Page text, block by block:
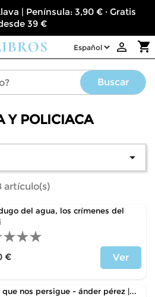
| Península: 3,90 € · Gratis
39 €
shopping_cart

Buscar
Y POLICIACA

artículo(s)
del agua, los crímenes del
€
Ver
que nos persigue - ánder pérez |...